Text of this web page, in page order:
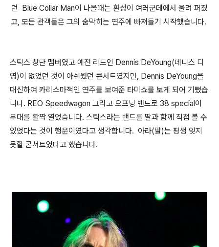
던 Blue Collar Man이 나올때는 환성이 여러군데에서 울려 퍼졌
고, 모든 관객들은 그의 숨막히는 연주에 빠져들기 시작했습니다.
스틱스 창단 맴버였고 예전 리드인 Dennis DeYoung(데니스 디
영)이 없었던 것이 아쉬웠던 콘서트였지만, Dennis DeYoung을
대신하여 카리스마적인 연주를 보여준 타미쇼를 보게 되어 기뻤습
니다. REO Speedwagon 그리고 오프닝 밴드로 38 special이
무대를 활짝 열었습니다. 스틱스라는 밴드를 딸과 함께 직접 볼 수
있었다는 것이 행운이였다고 생각합니다. 아라(딸)는 평생 잊지
못할 콘서트였다고 했습니다.